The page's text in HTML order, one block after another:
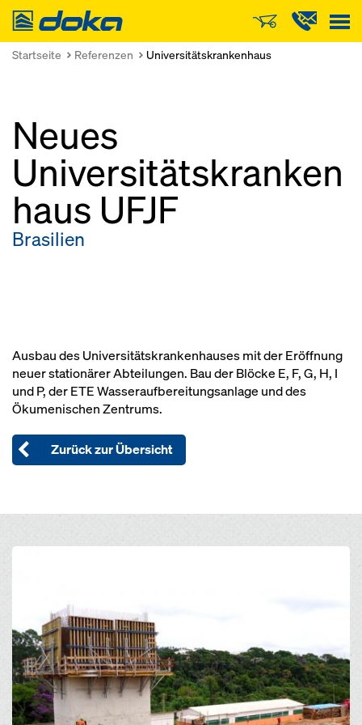
Doka
Startseite Referenzen Universitätskrankenhaus
Neues
Universitätskranken
haus UFJF
Brasilien
Ausbau des Universitätskrankenhauses mit der Eröffnung
neuer stationärer Abteilungen. Bau der Blöcke E, F, G, H, I
und P, der ETE Wasseraufbereitungsanlage und des
Ökumenischen Zentrums.
Zurück zur Übersicht